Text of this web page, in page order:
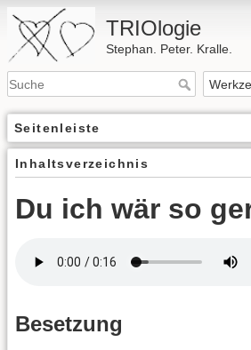
TRIOlogie
Stephan. Peter. Kralle.
Seitenleiste
Inhaltsverzeichnis
Du ich wär so
Besetzung